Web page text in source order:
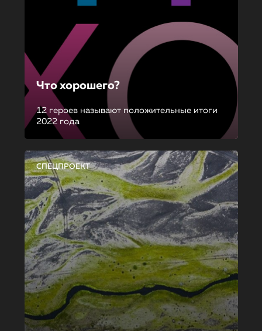
Что хорошего?
12 героев называют положительные итоги
2022 года
СПЕЦПРОЕКТ